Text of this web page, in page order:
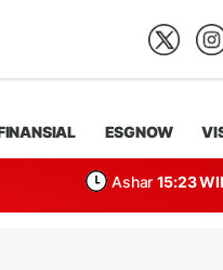
ESGNOW
Ashar 15:23